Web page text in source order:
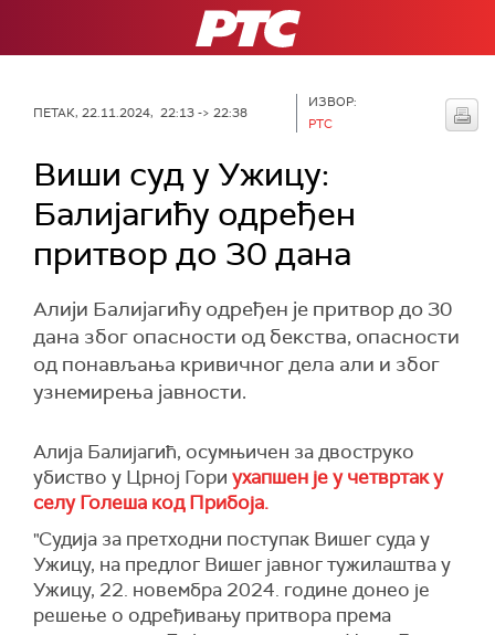
РТС
ПЕТАК, 22.11.2024, 22:13 -> 22:38
ИЗВОР:
РТС
Виши суд у Ужицу:
Балијагићу одређен
притвор до 30 дана
Алији Балијагићу одређен је притвор до 30
дана због опасности од бекства, опасности
од понављања кривичног дела али и због
узнемирења јавности.
Алија Балијагић, осумњичен за двоструко
убиство у Црној Гори ухапшен је у четвртак у
селу Голеша код Прибоја.
"Судија за претходни поступак Вишег суда у
Ужицу, на предлог Вишег јавног тужилаштва у
Ужицу, 22. новембра 2024. године донeo је
решење о одређивању притвора према